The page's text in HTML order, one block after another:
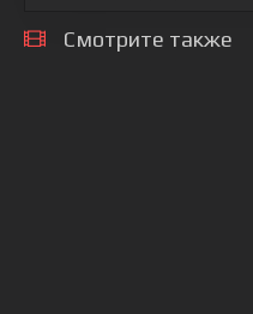
Смотрите также